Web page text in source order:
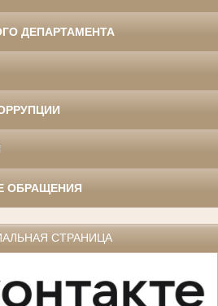
ДЕПАРТАМЕНТА
ОБРАЩЕНИЯ
СТРАНИЦА